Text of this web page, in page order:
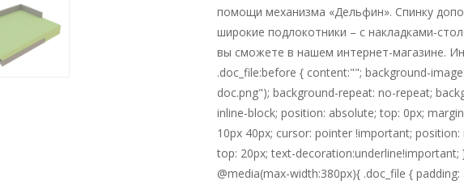
помощи механизма «Дельфин». Спинку
широкие подлокотники – с накладками-
вы сможете в нашем интернет-магазине.
.doc_file:before { content:""; background-
doc.png"); background-repeat: no-repeat;
inline-block; position: absolute; top: 0px;
10px 40px; cursor: pointer !important;
top: 20px; text-
@media(max-width:380px){ .doc_file {